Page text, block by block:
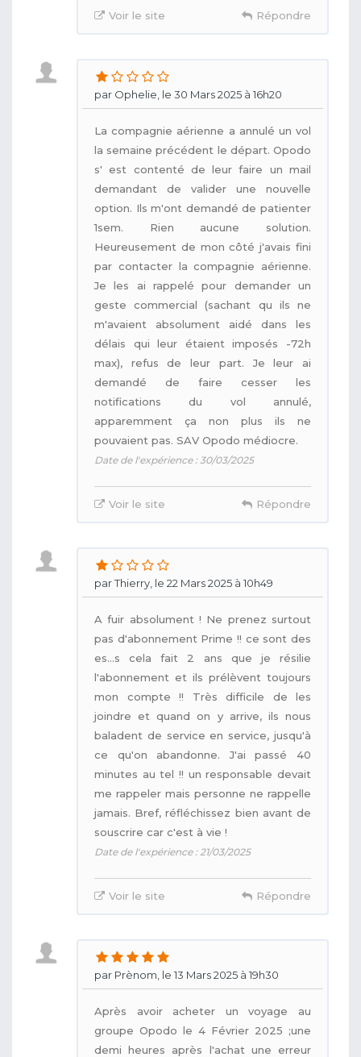
Voir le site Répondre
par Ophelie, le 30 Mars 2025 à 16h20
La compagnie aérienne a annulé un vol
la semaine précédent le départ. Opodo
s' est contenté de leur faire un mail
demandant de valider une nouvelle
option. Ils m'ont demandé de patienter
1sem. Rien aucune solution.
Heureusement de mon côté j'avais fini
par contacter la compagnie aérienne.
Je les ai rappelé pour demander un
geste commercial (sachant qu ils ne
m'avaient absolument aidé dans les
délais qui leur étaient imposés -72h
max), refus de leur part. Je leur ai
demandé de faire cesser les
notifications du vol annulé,
apparemment ça non plus ils ne
pouvaient pas. SAV Opodo médiocre.
Date de l'expérience : 30/03/2025
Voir le site Répondre
par Thierry, le 22 Mars 2025 à 10h49
A fuir absolument ! Ne prenez surtout
pas d'abonnement Prime !! ce sont des
es...s cela fait 2 ans que je résilie
l'abonnement et ils prélèvent toujours
mon compte !! Très difficile de les
joindre et quand on y arrive, ils nous
baladent de service en service, jusqu'à
ce qu'on abandonne. J'ai passé 40
minutes au tel !! un responsable devait
me rappeler mais personne ne rappelle
jamais. Bref, réfléchissez bien avant de
souscrire car c'est à vie !
Date de l'expérience : 21/03/2025
Voir le site Répondre
par Prènom, le 13 Mars 2025 à 19h30
Après avoir acheter un voyage au
groupe Opodo le 4 Février 2025 ;une
demi heures après l'achat une erreur